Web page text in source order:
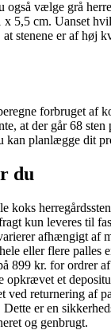
også vælge grå
x 5,5 cm. Uanset
stenene er af høj
forbruget af
at der går 68
kan planlægge dit
du
koks
kun leveres til
afhængigt af
eller flere palles
899 kr. for ordrer
et
ved returnering af
er en
og genbrugt.